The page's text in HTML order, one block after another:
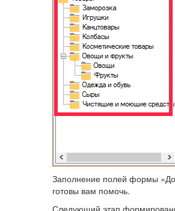
Заполнение полей формы
готовы вам помочь.
Следующий этап